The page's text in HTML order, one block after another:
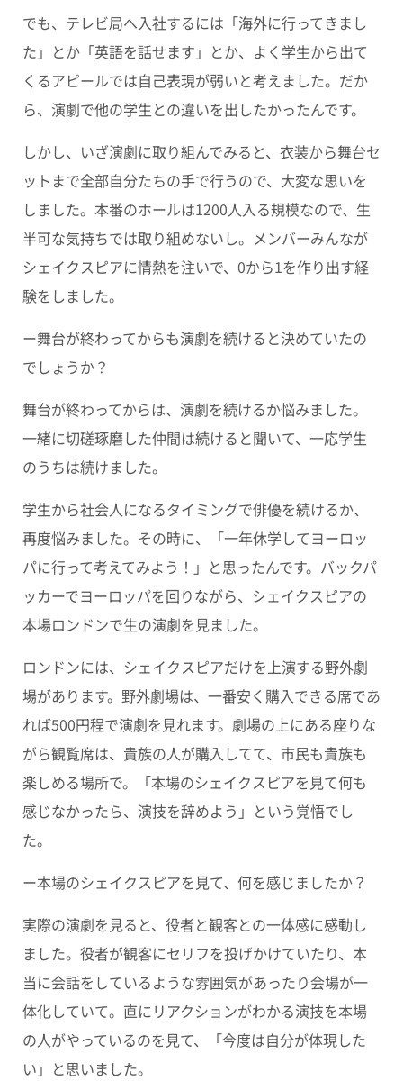
でも、テレビ局へ入社するには「海外に行ってきまし
た」とか「英語を話せます」とか、よく学生から出て
くるアピールでは自己表現が弱いと考えました。だか
ら、演劇で他の学生との違いを出したかったんです。
しかし、いざ演劇に取り組んでみると、衣装から舞台セ
ットまで全部自分たちの手で行うので、大変な思いを
しました。本番のホールは1200人入る規模なので、生
半可な気持ちでは取り組めないし。メンバーみんなが
シェイクスピアに情熱を注いで、0から1を作り出す経
験をしました。
ー舞台が終わってからも演劇を続けると決めていたの
でしょうか？
舞台が終わってからは、演劇を続けるか悩みました。
一緒に切磋琢磨した仲間は続けると聞いて、一応学生
のうちは続けました。
学生から社会人になるタイミングで俳優を続けるか、
再度悩みました。その時に、「一年休学してヨーロッ
パに行って考えてみよう！」と思ったんです。バックパ
ッカーでヨーロッパを回りながら、シェイクスピアの
本場ロンドンで生の演劇を見ました。
ロンドンには、シェイクスピアだけを上演する野外劇
場があります。野外劇場は、一番安く購入できる席であ
れば500円程で演劇を見れます。劇場の上にある座りな
がら観覧席は、貴族の人が購入してて、市民も貴族も
楽しめる場所で。「本場のシェイクスピアを見て何も
感じなかったら、演技を辞めよう」という覚悟でし
た。
ー本場のシェイクスピアを見て、何を感じましたか？
実際の演劇を見ると、役者と観客との一体感に感動し
ました。役者が観客にセリフを投げかけていたり、本
当に会話をしているような雰囲気があったり会場が一
体化していて。直にリアクションがわかる演技を本場
の人がやっているのを見て、「今度は自分が体現した
い」と思いました。